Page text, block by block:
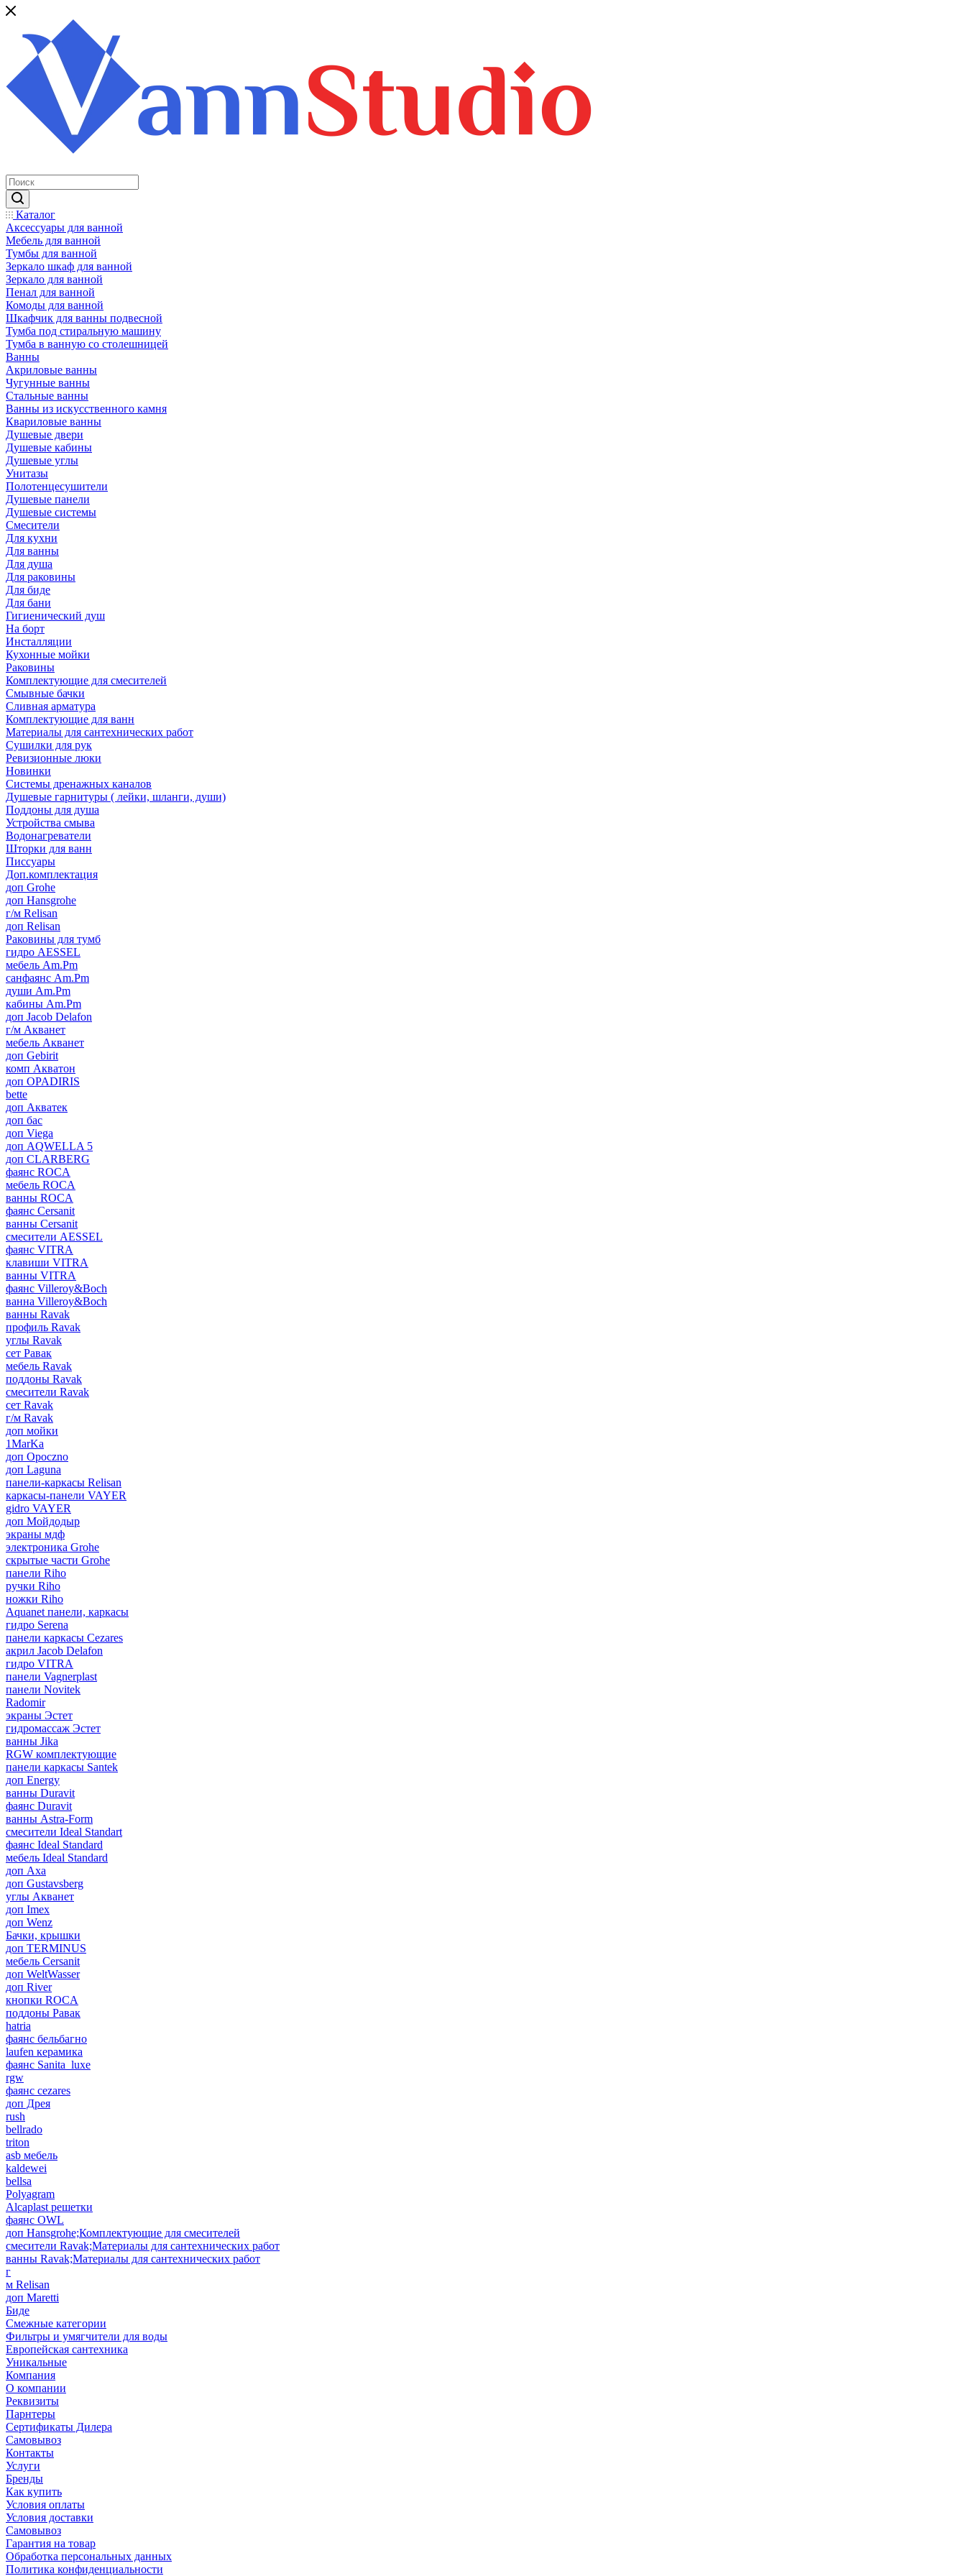
Каталог
Аксессуары для ванной
Мебель для ванной
Тумбы для ванной
Зеркало шкаф для ванной
Зеркало для ванной
Пенал для ванной
Комоды для ванной
Шкафчик для ванны подвесной
Тумба под стиральную машину
Тумба в ванную со столешницей
Ванны
Акриловые ванны
Чугунные ванны
Стальные ванны
Ванны из искусственного камня
Квариловые ванны
Душевые двери
Душевые кабины
Душевые углы
Унитазы
Полотенцесушители
Душевые панели
Душевые системы
Смесители
Для кухни
Для ванны
Для душа
Для раковины
Для биде
Для бани
Гигиенический душ
На борт
Инсталляции
Кухонные мойки
Раковины
Комплектующие для смесителей
Смывные бачки
Сливная арматура
Комплектующие для ванн
Материалы для сантехнических работ
Сушилки для рук
Ревизионные люки
Новинки
Системы дренажных каналов
Душевые гарнитуры ( лейки, шланги, души)
Поддоны для душа
Устройства смыва
Водонагреватели
Шторки для ванн
Писсуары
Доп.комплектация
доп Grohe
доп Hansgrohe
г/м Relisan
доп Relisan
Раковины для тумб
гидро AESSEL
мебель Am.Pm
санфаянс Am.Pm
души Am.Pm
кабины Am.Pm
доп Jacob Delafon
г/м Акванет
мебель Акванет
доп Gebirit
комп Акватон
доп OPADIRIS
bette
доп Акватек
доп бас
доп Viega
доп AQWELLA 5
доп CLARBERG
фаянс ROCA
мебель ROCA
ванны ROCA
фаянс Cersanit
ванны Cersanit
смесители AESSEL
фаянс VITRA
клавиши VITRA
ванны VITRA
фаянс Villeroy&Boch
ванна Villeroy&Boch
ванны Ravak
профиль Ravak
углы Ravak
сет Равак
мебель Ravak
поддоны Ravak
смесители Ravak
сет Ravak
г/м Ravak
доп мойки
1MarKa
доп Opoczno
доп Laguna
панели-каркасы Relisan
каркасы-панели VAYER
gidro VAYER
доп Мойдодыр
экраны мдф
электроника Grohe
скрытые части Grohe
панели Riho
ручки Riho
ножки Riho
Aquanet панели, каркасы
гидро Serena
панели каркасы Cezares
акрил Jacob Delafon
гидро VITRA
панели Vagnerplast
панели Novitek
Radomir
экраны Эстет
гидромассаж Эстет
ванны Jika
RGW комплектующие
панели каркасы Santek
доп Energy
ванны Duravit
фаянс Duravit
ванны Astra-Form
смесители Ideal Standart
фаянс Ideal Standard
мебель Ideal Standard
доп Axa
доп Gustavsberg
углы Акванет
доп Imex
доп Wenz
Бачки, крышки
доп TERMINUS
мебель Cersanit
доп WeltWasser
доп River
кнопки ROCA
поддоны Равак
hatria
фаянс бельбагно
laufen керамика
фаянс Sanita_luxe
rgw
фаянс cezares
доп Дрея
rush
bellrado
triton
asb мебель
kaldewei
bellsa
Polyagram
Alcaplast решетки
фаянс OWL
доп Hansgrohe;Комплектующие для смесителей
смесители Ravak;Материалы для сантехнических работ
ванны Ravak;Материалы для сантехнических работ
г
м Relisan
доп Maretti
Биде
Смежные категории
Фильтры и умягчители для воды
Европейская сантехника
Уникальные
Компания
О компании
Реквизиты
Парнтеры
Сертификаты Дилера
Самовывоз
Контакты
Услуги
Бренды
Как купить
Условия оплаты
Условия доставки
Самовывоз
Гарантия на товар
Обработка персональных данных
Политика конфиденциальности